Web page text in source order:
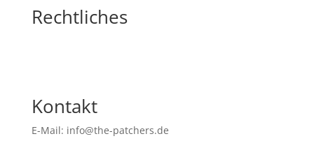
Rechtliches
Kontakt
E-Mail: info@the-patchers.de